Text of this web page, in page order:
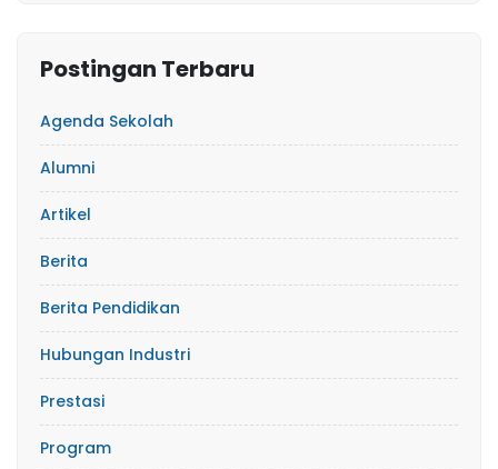
Postingan Terbaru
Agenda Sekolah
Alumni
Artikel
Berita
Berita Pendidikan
Hubungan Industri
Prestasi
Program